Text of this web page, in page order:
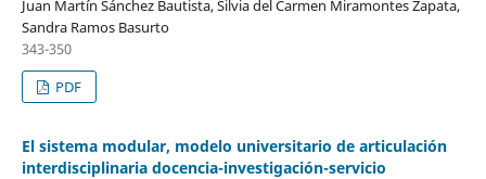
Juan Martín Sánchez Bautista, Silvia del Carmen Miramontes Zapata,
Sandra Ramos Basurto
343-350
PDF
El sistema modular, modelo universitario de articulación
interdisciplinaria docencia-investigación-servicio